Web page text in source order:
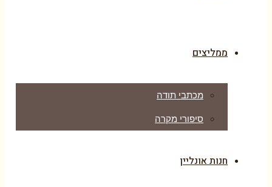
ממליצים
מכתבי תודה
סיפורי מקרה
חנות אונליין